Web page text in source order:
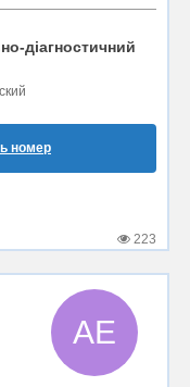
діагностичний
номер
223
АЕ